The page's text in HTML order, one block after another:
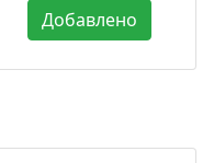
Добавлено